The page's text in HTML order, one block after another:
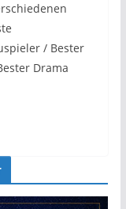
/ Bester
Drama